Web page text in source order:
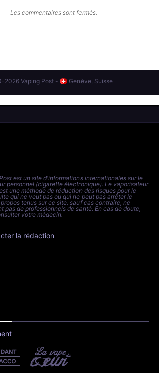
Les commentaires sont fermés.
2026 Vaping Post - Genève, Suisse
est un site d'informations internationales sur le
personnel (cigarette électronique). Le vaporisateur
une méthode de réduction des risques pour le
qui ne veut pas ou qui ne peut pas arrêter le
tenus sur ce site, sauf cas contraire, ne
pas de professionnels de santé. En cas de doute,
votre médecin.
la rédaction